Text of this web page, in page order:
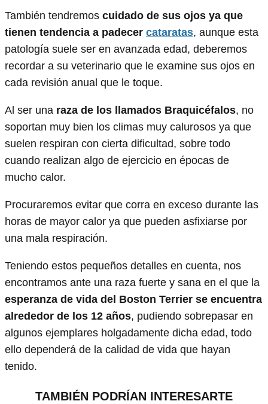
También tendremos cuidado de sus ojos ya que
tienen tendencia a padecer cataratas, aunque esta
patología suele ser en avanzada edad, deberemos
recordar a su veterinario que le examine sus ojos en
cada revisión anual que le toque.
Al ser una raza de los llamados Braquicéfalos, no
soportan muy bien los climas muy calurosos ya que
suelen respiran con cierta dificultad, sobre todo
cuando realizan algo de ejercicio en épocas de
mucho calor.
Procuraremos evitar que corra en exceso durante las
horas de mayor calor ya que pueden asfixiarse por
una mala respiración.
Teniendo estos pequeños detalles en cuenta, nos
encontramos ante una raza fuerte y sana en el que la
esperanza de vida del Boston Terrier se encuentra
alrededor de los 12 años, pudiendo sobrepasar en
algunos ejemplares holgadamente dicha edad, todo
ello dependerá de la calidad de vida que hayan
tenido.
TAMBIÉN PODRÍAN INTERESARTE